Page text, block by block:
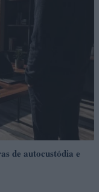
de autocustódia e